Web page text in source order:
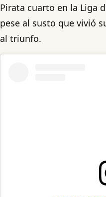
Pirata cuarto en la Liga
pese al susto que vivió
al triunfo.